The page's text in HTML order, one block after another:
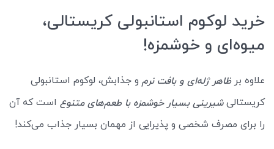
خرید لوکوم استانبولی کریستالی،
میوه‌ای و خوشمزه!
علاوه بر ظاهر ژله‌ای و بافت نرم و جذابش، لوکوم استانبولی
کریستالیشیرینی بسیار خوشمزه با طعم‌های متنوع است که آن
را برای مصرف شخصی و پذیرایی از مهمان بسیار جذاب می‌کند!